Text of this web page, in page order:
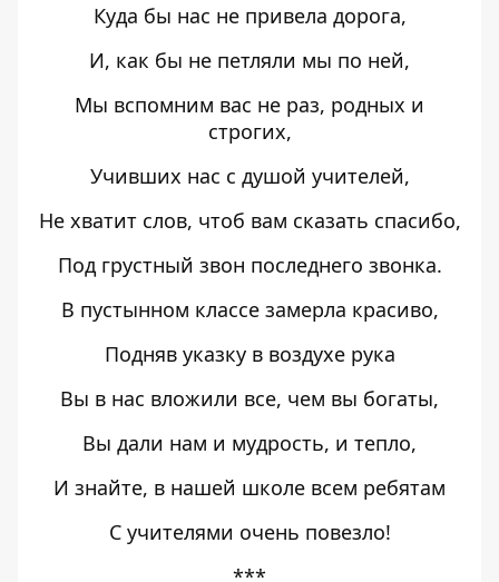
Куда бы нас не привела дорога,
И, как бы не петляли мы по ней,
Мы вспомним вас не раз, родных и
строгих,
Учивших нас с душой учителей,
Не хватит слов, чтоб вам сказать спасибо,
Под грустный звон последнего звонка.
В пустынном классе замерла красиво,
Подняв указку в воздухе рука
Вы в нас вложили все, чем вы богаты,
Вы дали нам и мудрость, и тепло,
И знайте, в нашей школе всем ребятам
С учителями очень повезло!
***